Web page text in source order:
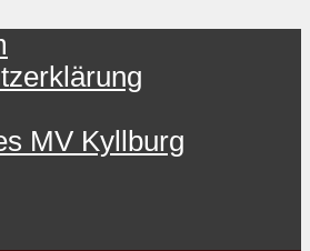
MV Kyllburg